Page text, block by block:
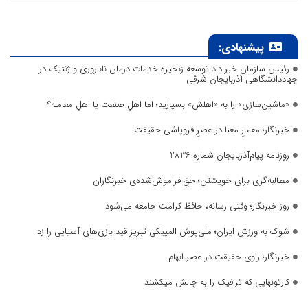
پیشنهادی:
رئیس سازمان خبر داد توسعه زنجیره خدمات درمان ناباروری و ژنتیک در
جهاددانشگاهی آذربایجان شرقی
«ماشین‌سازی» را به «اهلش» بسپارید؛ اما اهلِ صنعت یا اهلِ معامله؟
خبرنگار؛ معمارِ معنا در عصرِ فروپاشی حقیقت
روزنامه پیام‌آذربایجان شماره 2836
مطالبه‌گری برای خویشتن؛ حقِ فراموش‌شده‌ی خبرنگاران
روز خبرنگار؛ وقتی رسانه، حافظ کرامت جامعه می‌شود
شوک به ورزش ایران؛ ملی‌پوش المپیکی تبریز قید بازی‌های آسیایی را زد
خبرنگار؛ راوی حقیقت در عصر ابهام
کارتونهایی که ترافیک را به چالش میکشند